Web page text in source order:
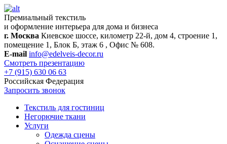
Премиальный текстиль
и оформление интерьера для дома и бизнеса
г. Москва Киевское шоссе, километр 22-й, дом 4, строение 1,
помещение 1, Блок Б, этаж 6 , Офис № 608.
E-mail info@edelveis-decor.ru
Смотреть презентацию
+7 (915) 630 06 63
Российская Федерация
Запросить звонок
Текстиль для гостиниц
Негорючие ткани
Услуги
Одежда сцены